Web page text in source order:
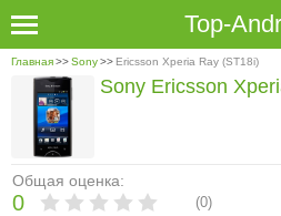
Top-
Главная>>Sony>> Ericsson Xperia Ray (ST18i)
Общая оценка:
0 (0)
Sony Ericsson